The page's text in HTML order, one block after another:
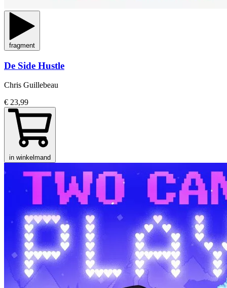
fragment
De Side Hustle
Chris Guillebeau
€ 23,99
in winkelmand